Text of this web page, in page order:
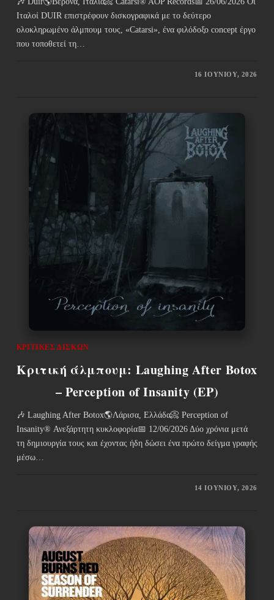
Ιταλοί DUIR επιστρέφουν δισκογραφικά με το δεύτερο
ολοκληρωμένο άλμπουμ τους, «Catarsi», ένα φιλόδοξο concept έργο
που τοποθετεί τη…
16 ΙΟΥΝΊΟΥ, 2026
ΚΡΙΤΙΚΈΣ ΔΊΣΚΩΝ
Κριτική άλμπουμ: Laughing After Botox
– Perception of Insanity (EP)
🎶 Laughing After Botox🌎Λάρισα, Ελλάδα📀 Perception of
Insanity® Ανεξάρτητη κυκλοφορία📅 12/06/2026 Δύο χρόνια μετά
τη δημιουργία τους και έχοντας ήδη δώσει ένα πρώτο δείγμα γραφής
μέσω…
14 ΙΟΥΝΊΟΥ, 2026